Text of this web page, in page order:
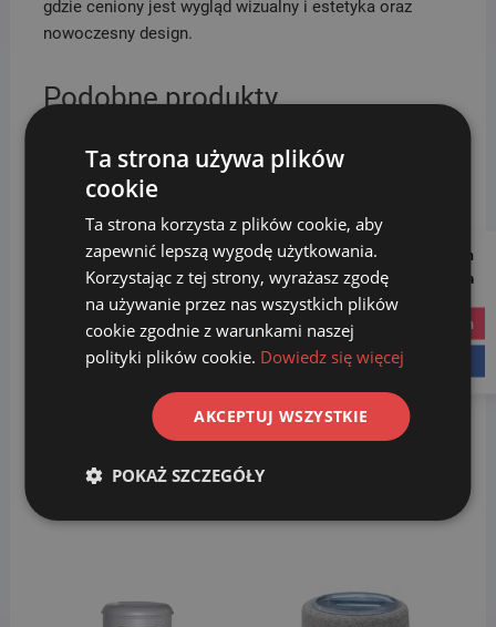
gdzie ceniony jest wygląd wizualny i estetyka oraz
nowoczesny design.
Podobne produkty
KOSZ na psie odchody
RIKO uliczny parkowy
539.00
koszyka
KOSZ na śmieci ULICZNY
PARKOWY 50L na słupku
1,099.00zł
Dodaj do
Follow us on
Social Media
instagram
Ta strona używa plików
cookie
Ta strona korzysta z plików cookie, aby
zapewnić lepszą wygodę użytkowania.
Korzystając z tej strony, wyrażasz zgodę
na używanie przez nas wszystkich plików
cookie zgodnie z warunkami naszej
polityki plików cookie. Dowiedz się więcej
AKCEPTUJ WSZYSTKIE
POKAŻ SZCZEGÓŁY